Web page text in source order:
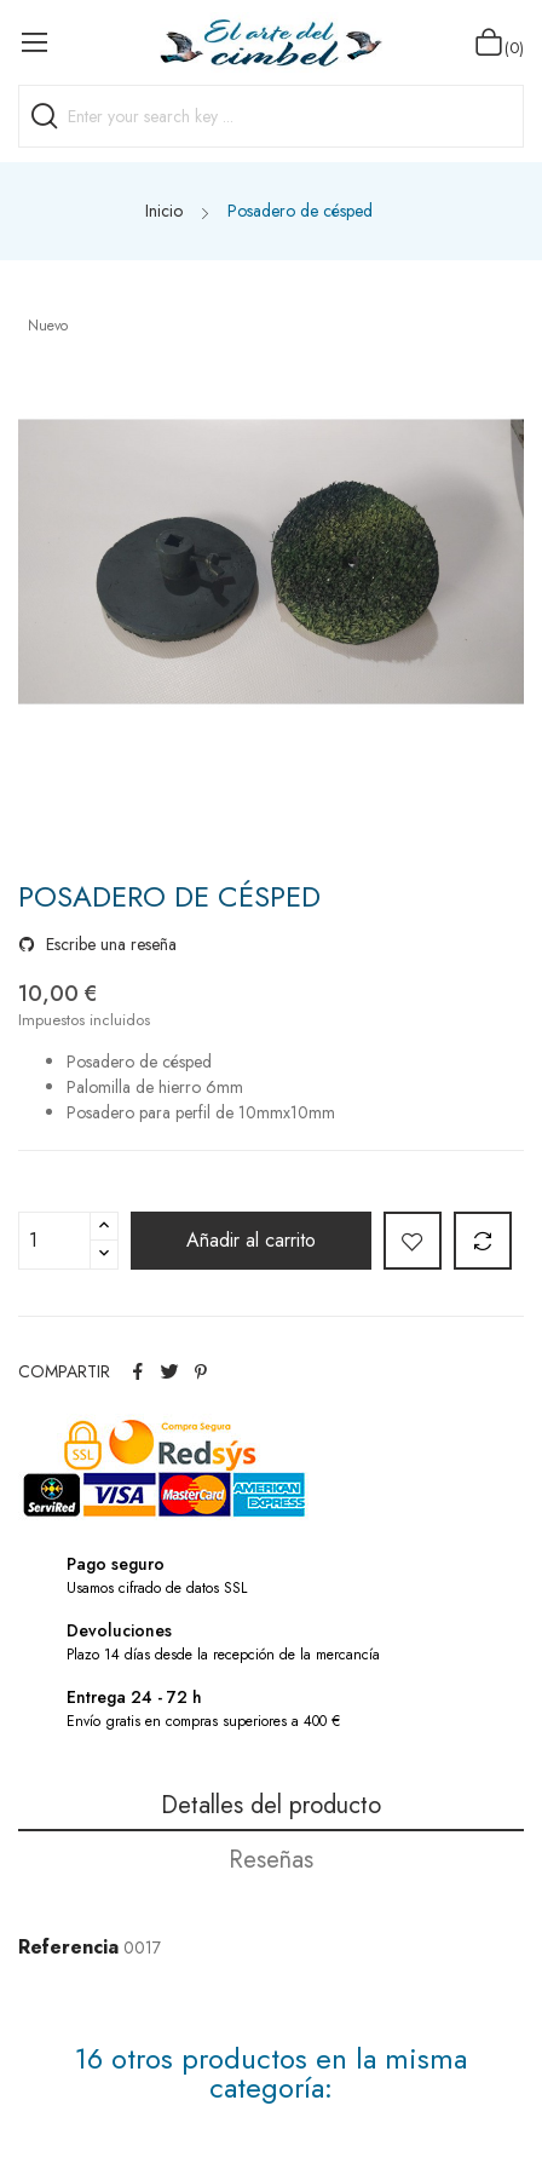
(0)
Inicio Posadero de césped
Nuevo
POSADERO DE CÉSPED
Escribe una reseña
10,00 €
Impuestos incluidos
Posadero de césped
Palomilla de hierro 6mm
Posadero para perfil de 10mmx10mm
Añadir al carrito
COMPARTIR
Pago seguro
Usamos cifrado de datos SSL
Devoluciones
Plazo 14 días desde la recepción de la mercancía
Entrega 24 - 72 h
Envío gratis en compras superiores a 400 €
Detalles del producto
Reseñas
Referencia 0017
16 otros productos en la misma
categoría: